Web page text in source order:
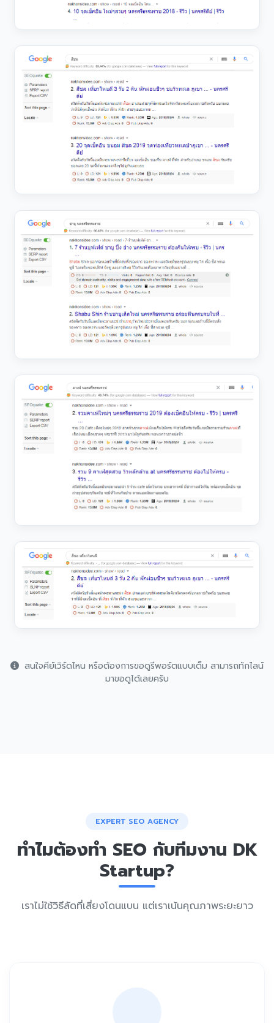
สนใจคีย์เวิร์ดไหน หรือต้องการขอดูรีพอร์ตแบบเต็ม สามารถทักไลน์
มาขอดูได้เลยครับ
EXPERT SEO AGENCY
ทำไมต้องทำ SEO กับทีมงาน DK
Startup?
เราไม่ใช้วิธีลัดที่เสี่ยงโดนแบน แต่เราเน้นคุณภาพระยะยาว